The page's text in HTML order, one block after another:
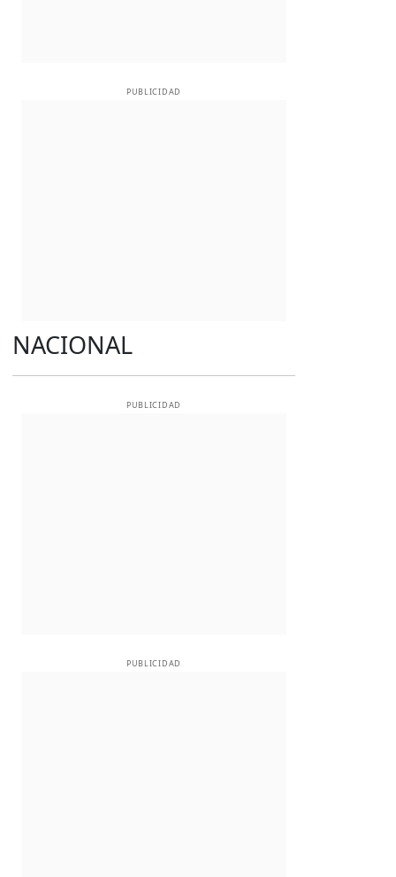
PUBLICIDAD
NACIONAL
PUBLICIDAD
PUBLICIDAD